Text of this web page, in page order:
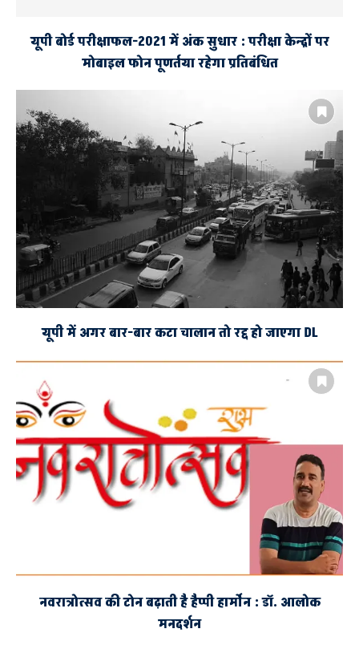
यूपी बोर्ड परीक्षाफल-2021 में अंक सुधार : परीक्षा केन्द्रों पर
मोबाइल फोन पूणर्तया रहेगा प्रतिबंधित
यूपी में अगर बार-बार कटा चालान तो रद्द हो जाएगा DL
नवरात्रोत्सव की टोन बढ़ाती है हैप्पी हार्मोन : डॉ. आलोक
मनदर्शन